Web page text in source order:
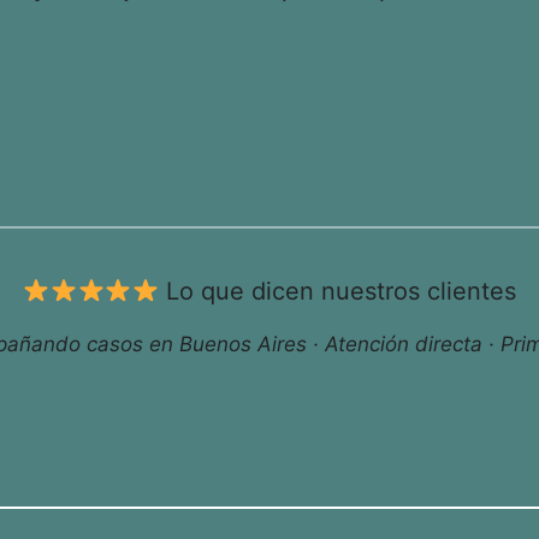
Lo que dicen nuestros clientes
casos en Buenos Aires · Atención directa ·